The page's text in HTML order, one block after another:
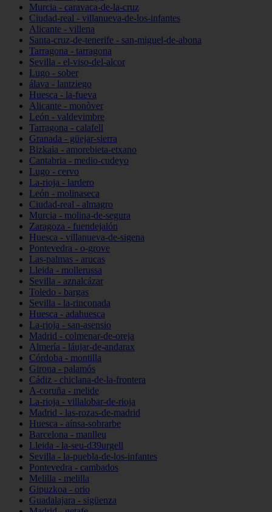
Murcia - caravaca-de-la-cruz
Ciudad-real - villanueva-de-los-infantes
Alicante - villena
Santa-cruz-de-tenerife - san-miguel-de-abona
Tarragona - tarragona
Sevilla - el-viso-del-alcor
Lugo - sober
álava - lantziego
Huesca - la-fueva
Alicante - monòver
León - valdevimbre
Tarragona - calafell
Granada - güejar-sierra
Bizkaia - amorebieta-etxano
Cantabria - medio-cudeyo
Lugo - cervo
La-rioja - lardero
León - molinaseca
Ciudad-real - almagro
Murcia - molina-de-segura
Zaragoza - fuendejalón
Huesca - villanueva-de-sigena
Pontevedra - o-grove
Las-palmas - arucas
Lleida - mollerussa
Sevilla - aznalcázar
Toledo - bargas
Sevilla - la-rinconada
Huesca - adahuesca
La-rioja - san-asensio
Madrid - colmenar-de-oreja
Almería - láujar-de-andarax
Córdoba - montilla
Girona - palamós
Cádiz - chiclana-de-la-frontera
A-coruña - melide
La-rioja - villalobar-de-rioja
Madrid - las-rozas-de-madrid
Huesca - aínsa-sobrarbe
Barcelona - manlleu
Lleida - la-seu-d39urgell
Sevilla - la-puebla-de-los-infantes
Pontevedra - cambados
Melilla - melilla
Gipuzkoa - orio
Guadalajara - sigüenza